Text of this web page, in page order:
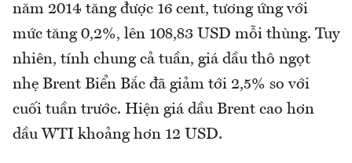
năm 2014 tăng được 16 cent, tương ứng với
mức tăng 0,2%, lên 108,83 USD mỗi thùng. Tuy
nhiên, tính chung cả tuần, giá dầu thô ngọt
nhẹ Brent Biển Bắc đã giảm tới 2,5% so với
cuối tuần trước. Hiện giá dầu Brent cao hơn
dầu WTI khoảng hơn 12 USD.